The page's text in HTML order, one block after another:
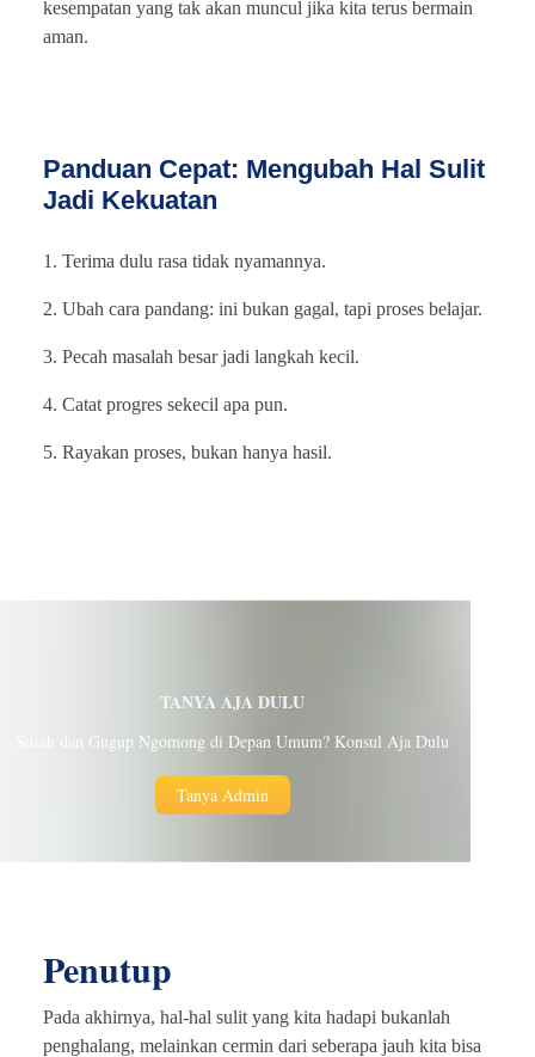
kesempatan yang tak akan muncul jika kita terus bermain
aman.
Panduan Cepat: Mengubah Hal Sulit
Jadi Kekuatan
1. Terima dulu rasa tidak nyamannya.
2. Ubah cara pandang: ini bukan gagal, tapi proses belajar.
3. Pecah masalah besar jadi langkah kecil.
4. Catat progres sekecil apa pun.
5. Rayakan proses, bukan hanya hasil.
TANYA AJA DULU
Susah dan Gugup Ngomong di Depan Umum? Konsul Aja Dulu
Tanya Admin
Penutup
Pada akhirnya, hal-hal sulit yang kita hadapi bukanlah
penghalang, melainkan cermin dari seberapa jauh kita bisa